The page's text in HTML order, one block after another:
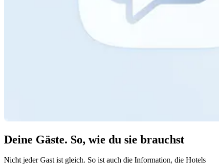
Deine Gäste. So, wie du sie brauchst
Nicht jeder Gast ist gleich. So ist auch die Information, die Hotels